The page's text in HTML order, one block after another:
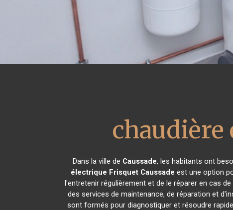
Dans la ville de Caussade, les habitants ont
électrique Frisquet Caussade est une option
l'entretenir régulièrement et de le réparer en cas
des services de maintenance, de réparation et
sont formés pour diagnostiquer et résoudre